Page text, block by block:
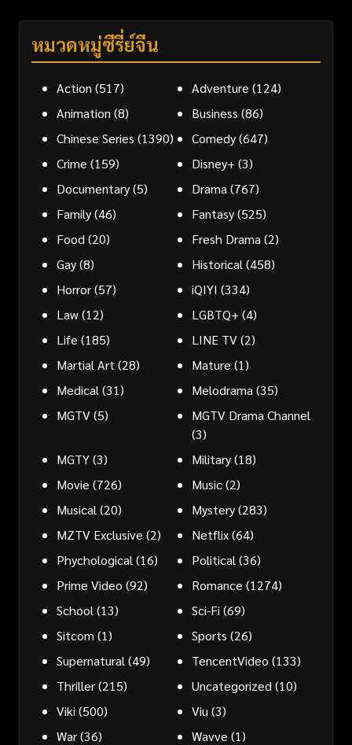
หมวดหมู่ซีรี่ย์จีน
Action (517) Adventure (124)
Animation (8) Business (86)
Chinese Series (1390) Comedy(647)
Crime (159) Disney+ (3)
Documentary(5) Drama (767)
Family(46) Fantasy(525)
Food (20) Fresh Drama (2)
Gay(8) Historical (458)
Horror(57) iQIYI (334)
Law(12) LGBTQ+ (4)
Life (185) LINE TV(2)
Martial Art (28) Mature (1)
Medical (31) Melodrama (35)
MGTV(5)
MGTV Drama Channel
(3)
MGTY(3) Military(18)
Movie (726) Music(2)
Musical (20) Mystery(283)
MZTV Exclusive (2) Netflix(64)
Phychological (16) Political (36)
Prime Video (92) Romance (1274)
School (13) Sci-Fi (69)
Sitcom (1) Sports (26)
Supernatural (49) TencentVideo (133)
Thriller(215) Uncategorized (10)
Viki (500) Viu (3)
War(36) Wavve (1)